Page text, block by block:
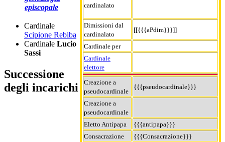
cardinalato
Dimissioni dal
cardinalato
[[{{{aPdim}}}]]
Cardinale per
Cardinale
elettore
Creazione a
pseudocardinale
{{{pseudocardinale}}}
Creazione a
pseudocardinale
Eletto Antipapa
{{{antipapa}}}
Consacrazione
{{{Consacrazione}}}
episcopale
Cardinale
Scipione Rebiba
Cardinale Lucio
Sassi
Successione
degli incarichi